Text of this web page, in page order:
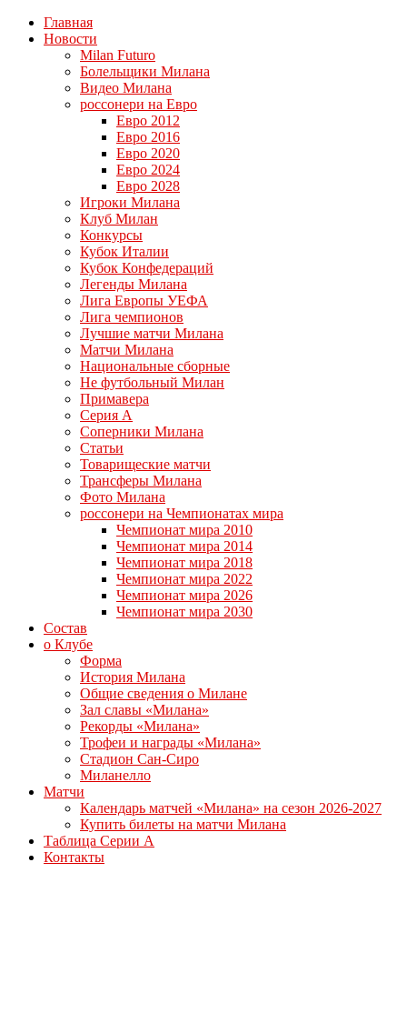
Главная
Новости
Milan Futuro
Болельщики Милана
Видео Милана
россонери на Евро
Евро 2012
Евро 2016
Евро 2020
Евро 2024
Евро 2028
Игроки Милана
Клуб Милан
Конкурсы
Кубок Италии
Кубок Конфедераций
Легенды Милана
Лига Европы УЕФА
Лига чемпионов
Лучшие матчи Милана
Матчи Милана
Национальные сборные
Не футбольный Милан
Примавера
Серия А
Соперники Милана
Статьи
Товарищеские матчи
Трансферы Милана
Фото Милана
россонери на Чемпионатах мира
Чемпионат мира 2010
Чемпионат мира 2014
Чемпионат мира 2018
Чемпионат мира 2022
Чемпионат мира 2026
Чемпионат мира 2030
Состав
о Клубе
Форма
История Милана
Общие сведения о Милане
Зал славы «Милана»
Рекорды «Милана»
Трофеи и награды «Милана»
Стадион Сан-Сиро
Миланелло
Матчи
Календарь матчей «Милана» на сезон 2026-2027
Купить билеты на матчи Милана
Таблица Серии А
Контакты